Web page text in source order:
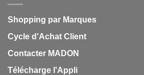
Shopping par Marques
Cycle d'Achat Client
Contacter MADON
Télécharge l'Appli